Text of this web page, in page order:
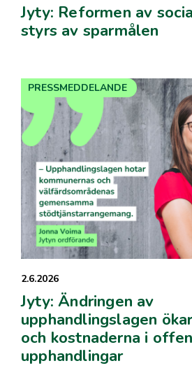
Jyty: Reformen av
styrs av sparmålen
2.6.2026
Jyty: Ändringen av
upphandlingslagen
och kostnaderna i
upphandlingar
PRESSMEDDELANDE